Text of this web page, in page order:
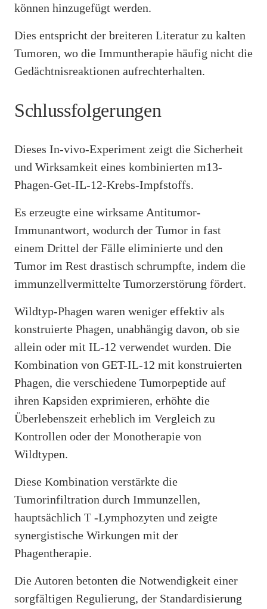
können hinzugefügt werden.
Dies entspricht der breiteren Literatur zu kalten
Tumoren, wo die Immuntherapie häufig nicht die
Gedächtnisreaktionen aufrechterhalten.
Schlussfolgerungen
Dieses In-vivo-Experiment zeigt die Sicherheit
und Wirksamkeit eines kombinierten m13-
Phagen-Get-IL-12-Krebs-Impfstoffs.
Es erzeugte eine wirksame Antitumor-
Immunantwort, wodurch der Tumor in fast
einem Drittel der Fälle eliminierte und den
Tumor im Rest drastisch schrumpfte, indem die
immunzellvermittelte Tumorzerstörung fördert.
Wildtyp-Phagen waren weniger effektiv als
konstruierte Phagen, unabhängig davon, ob sie
allein oder mit IL-12 verwendet wurden. Die
Kombination von GET-IL-12 mit konstruierten
Phagen, die verschiedene Tumorpeptide auf
ihren Kapsiden exprimieren, erhöhte die
Überlebenszeit erheblich im Vergleich zu
Kontrollen oder der Monotherapie von
Wildtypen.
Diese Kombination verstärkte die
Tumorinfiltration durch Immunzellen,
hauptsächlich T -Lymphozyten und zeigte
synergistische Wirkungen mit der
Phagentherapie.
Die Autoren betonten die Notwendigkeit einer
sorgfältigen Regulierung, der Standardisierung